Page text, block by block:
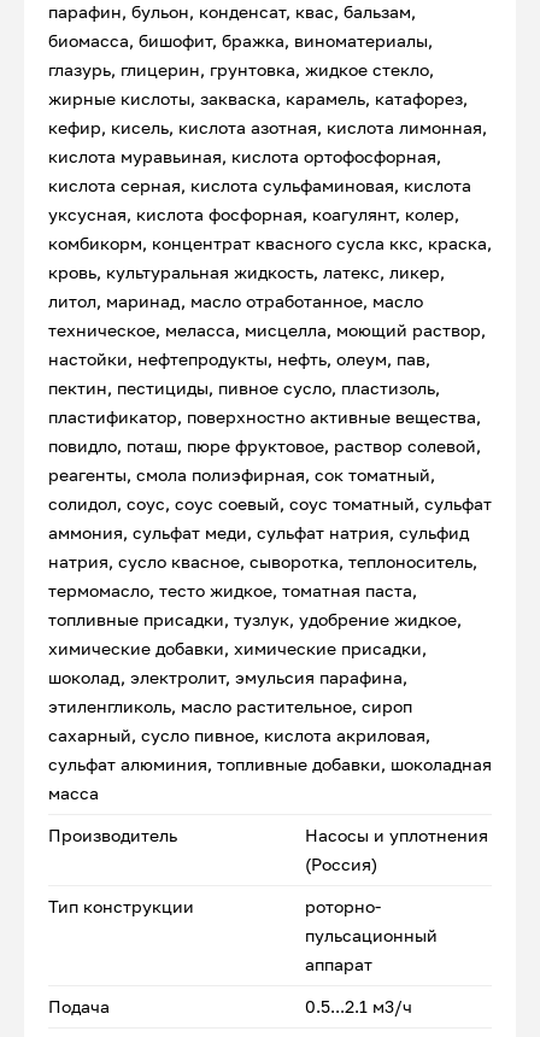
парафин, бульон, конденсат, квас, бальзам,
биомасса, бишофит, бражка, виноматериалы,
глазурь, глицерин, грунтовка, жидкое стекло,
жирные кислоты, закваска, карамель, катафорез,
кефир, кисель, кислота азотная, кислота лимонная,
кислота муравьиная, кислота ортофосфорная,
кислота серная, кислота сульфаминовая, кислота
уксусная, кислота фосфорная, коагулянт, колер,
комбикорм, концентрат квасного сусла ккс, краска,
кровь, культуральная жидкость, латекс, ликер,
литол, маринад, масло отработанное, масло
техническое, меласса, мисцелла, моющий раствор,
настойки, нефтепродукты, нефть, олеум, пав,
пектин, пестициды, пивное сусло, пластизоль,
пластификатор, поверхностно активные вещества,
повидло, поташ, пюре фруктовое, раствор солевой,
реагенты, смола полиэфирная, сок томатный,
солидол, соус, соус соевый, соус томатный, сульфат
аммония, сульфат меди, сульфат натрия, сульфид
натрия, сусло квасное, сыворотка, теплоноситель,
термомасло, тесто жидкое, томатная паста,
топливные присадки, тузлук, удобрение жидкое,
химические добавки, химические присадки,
шоколад, электролит, эмульсия парафина,
этиленгликоль, масло растительное, сироп
сахарный, сусло пивное, кислота акриловая,
сульфат алюминия, топливные добавки, шоколадная
масса
Производитель
Насосы и уплотнения
(Россия)
Тип конструкции
роторно-
пульсационный
аппарат
Подача 0.5...2.1 м3/ч